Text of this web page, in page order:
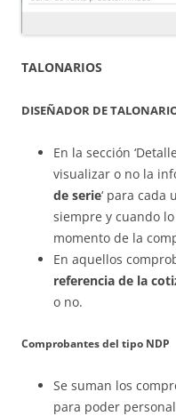
TALONARIOS
DISEÑADOR DE
En la sección
visualizar o no la
de serie‘ para cada
siempre y cuando
momento de la
En aquellos
referencia de la
o no.
Comprobantes del tipo NDP
Se suman los
para poder